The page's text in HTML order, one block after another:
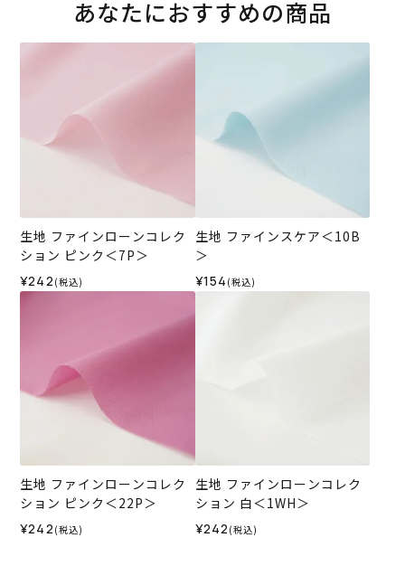
あなたにおすすめの商品
生地 ファインローンコレク
ション ピンク＜7P＞
¥242 (税込)
生地 ファインスケア＜10B
＞
¥154 (税込)
生地 ファインローンコレク
ション ピンク＜22P＞
¥242 (税込)
生地 ファインローンコレク
ション 白＜1WH＞
¥242 (税込)